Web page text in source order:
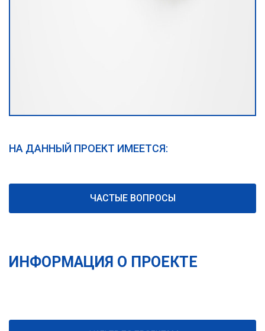
НА ДАННЫЙ ПРОЕКТ ИМЕЕТСЯ:
ЧАСТЫЕ ВОПРОСЫ
ИНФОРМАЦИЯ О ПРОЕКТЕ